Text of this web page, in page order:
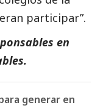
participar”.
en
.
generar en